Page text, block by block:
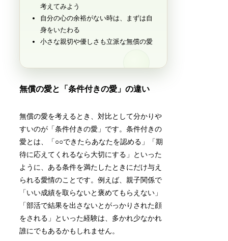
考えてみよう
自分の心の余裕がない時は、まずは自
身をいたわる
小さな親切や優しさも立派な無償の愛
無償の愛と「条件付きの愛」の違い
無償の愛を考えるとき、対比として分かりや
すいのが「条件付きの愛」です。条件付きの
愛とは、「○○できたらあなたを認める」「期
待に応えてくれるなら大切にする」といった
ように、ある条件を満たしたときにだけ与え
られる愛情のことです。例えば、親子関係で
「いい成績を取らないと褒めてもらえない」
「部活で結果を出さないとがっかりされた顔
をされる」といった経験は、多かれ少なかれ
誰にでもあるかもしれません。